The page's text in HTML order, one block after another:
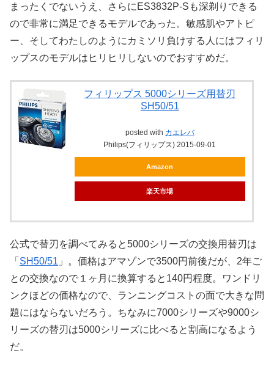
まったくでないうえ、さらにES3832P-Sも深剃りできる
ので非常に満足できるモデルであった。敏感肌やアトピ
ー、そしてわたしのようにカミソリ負けする人にはフィリ
ップスのモデルはヒリヒリしないのでおすすめだ。
フィリップス 5000シリーズ用替刃
SH50/51
posted with カエレバ
Philips(フィリップス) 2015-09-01
Amazon
楽天市場
公式で替刃を調べてみると5000シリーズの交換用替刃は
「 SH50/51 」。価格はアマゾンで3500円前後だが、2年ご
との交換なので１ヶ月に換算すると140円程度。ワンドリ
ンクほどの価格なので、ランニングコストの面で大きな問
題にはならないだろう。ちなみに7000シリーズや9000シ
リーズの替刃は5000シリーズに比べると割高になるよう
だ。